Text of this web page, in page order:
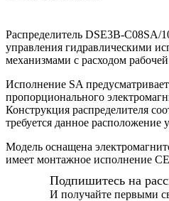
Распределитель DSE3B-C08SA/
управления гидравлическими
механизмами с расходом
Исполнение SA
пропорционального
Конструкция распределителя
требуется данное расположение
Модель оснащена
имеет монтажное исполнение
Подпишитесь на
И получайте первыми